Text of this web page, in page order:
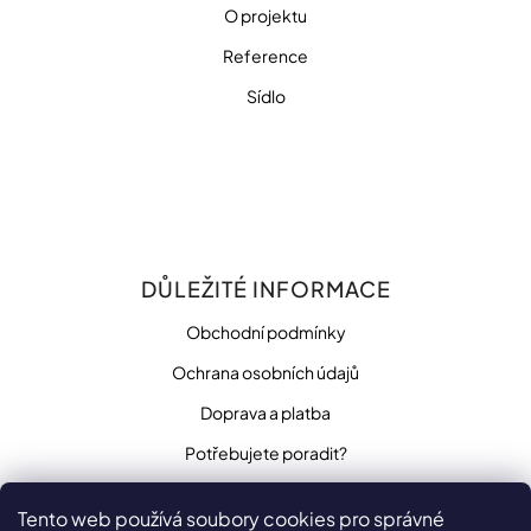
Tento web používá soubory cookies pro správné
O projektu
Reference
Sídlo
DŮLEŽITÉ INFORMACE
Obchodní podmínky
Ochrana osobních údajů
Doprava a platba
Potřebujete poradit?